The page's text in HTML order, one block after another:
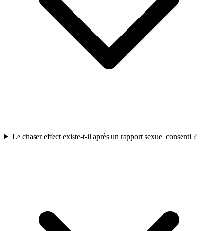
Le chaser effect existe-t-il après un rapport sexuel consenti ?